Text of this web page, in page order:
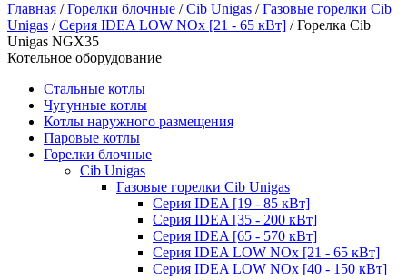
Главная /Горелки блочные /Cib Unigas /Газовые горелки Cib
Unigas /Серия IDEA LOW NOx [21 - 65 кВт] /Горелка Cib
Unigas NGX35
Котельное оборудование
Стальные котлы
Чугунные котлы
Котлы наружного размещения
Паровые котлы
Горелки блочные
Cib Unigas
Газовые горелки Cib Unigas
Серия IDEA [19 - 85 кВт]
Серия IDEA [35 - 200 кВт]
Серия IDEA [65 - 570 кВт]
Серия IDEA LOW NOx [21 - 65 кВт]
Серия IDEA LOW NOx [40 - 150 кВт]